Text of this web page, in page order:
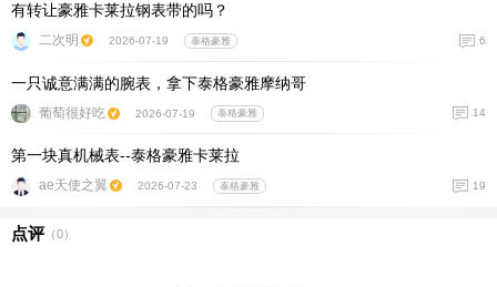
有转让豪雅卡莱拉钢表带的吗？
二次明 2026-07-19 泰格豪雅 6
一只诚意满满的腕表，拿下泰格豪雅摩纳哥
葡萄很好吃 2026-07-19 泰格豪雅 14
第一块真机械表--泰格豪雅卡莱拉
ae天使之翼 2026-07-23 泰格豪雅 19
点评（0）